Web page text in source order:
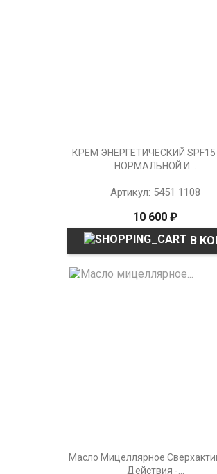
КРЕМ ЭНЕРГЕТИЧЕСКИЙ
НОРМАЛЬНОЙ И...
Артикул: 5451 1108
10 600 ₽
В
Масло Мицеллярное
Действия -...